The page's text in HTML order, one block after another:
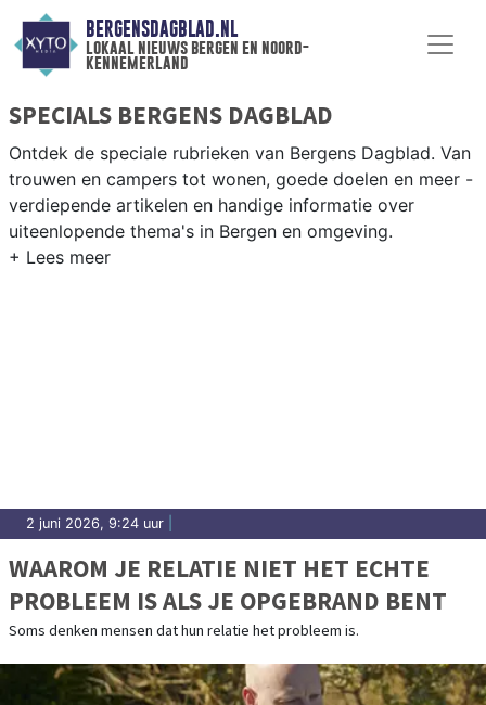
BERGENSDAGBLAD.NL
lokaal nieuws bergen en noord-
kennemerland
SPECIALS BERGENS DAGBLAD
Ontdek de speciale rubrieken van Bergens Dagblad. Van
trouwen en campers tot wonen, goede doelen en meer -
verdiepende artikelen en handige informatie over
uiteenlopende thema's in Bergen en omgeving.
2 juni 2026, 9:24 uur
WAAROM JE RELATIE NIET HET ECHTE
PROBLEEM IS ALS JE OPGEBRAND BENT
Soms denken mensen dat hun relatie het probleem is.